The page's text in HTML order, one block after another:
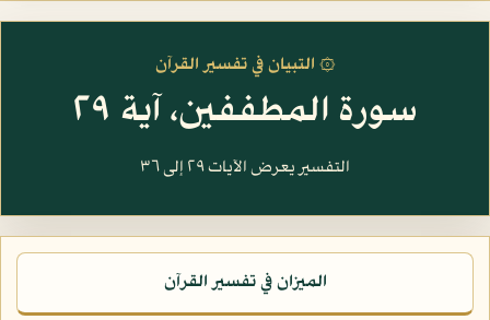
۞ التبيان في تفسير القرآن
سورة المطففين، آية ٢٩
التفسير يعرض الآيات ٢٩ إلى ٣٦
الميزان في تفسير القرآن